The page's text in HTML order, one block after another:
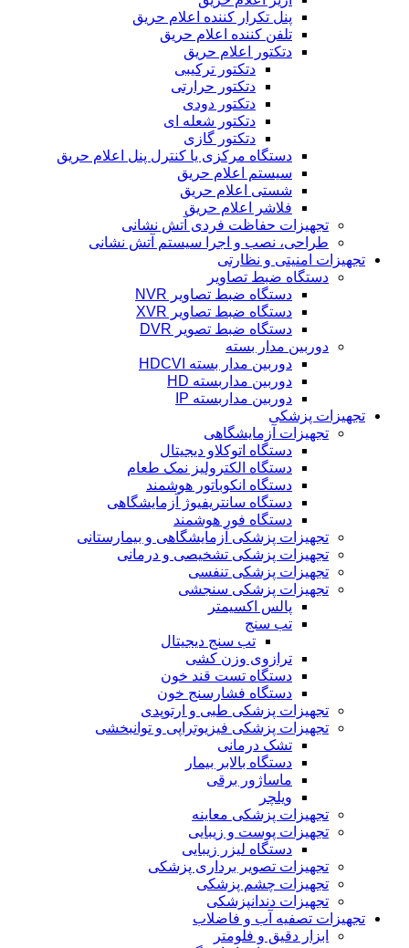
پنل تکرار کننده اعلام حریق
تلفن کننده اعلام حریق
دتکتور اعلام حریق
دتکتور ترکیبی
دتکتور حرارتی
دتکتور دودی
دتکتور شعله ای
دتکتور گازی
دستگاه مرکزی یا کنترل پنل اعلام حریق
سیستم اعلام حریق
شستی اعلام حریق
فلاشر اعلام حریق
تجهیزات حفاظت فردی آتش نشانی
طراحی، نصب و اجرا سیستم آتش نشانی
تجهیزات امنیتی و نظارتی
دستگاه ضبط تصاویر
دستگاه ضبط تصاویر NVR
دستگاه ضبط تصاویر XVR
دستگاه ضبط تصویر DVR
دوربین مدار بسته
دوربین مدار بسته HDCVI
دوربین مداربسته HD
دوربین مداربسته IP
تجهیزات پزشکی
تجهیزات آزمایشگاهی
دستگاه اتوکلاو دیجیتال
دستگاه الکترولیز نمک طعام
دستگاه انکوباتور هوشمند
دستگاه سانتریفیوژ آزمایشگاهی
دستگاه فور هوشمند
تجهیزات پزشکی آزمایشگاهی و بیمارستانی
تجهیزات پزشکی تشخیصی و درمانی
تجهیزات پزشکی تنفسی
تجهیزات پزشکی سنجشی
پالس اکسیمتر
تب سنج
تب سنج دیجیتال
ترازوی وزن کشی
دستگاه تست قند خون
دستگاه فشارسنج خون
تجهیزات پزشکی طبی و ارتوپدی
تجهیزات پزشکی فیزیوتراپی و توانبخشی
تشک درمانی
دستگاه بالابر بیمار
ماساژور برقی
ویلچر
تجهیزات پزشکی معاینه
تجهیزات پوست و زیبایی
دستگاه لیزر زیبایی
تجهیزات تصویر برداری پزشکی
تجهیزات چشم پزشکی
تجهیزات دندانپزشکی
تجهیزات تصفیه آب و فاضلاب
ابزار دقیق و فلومتر